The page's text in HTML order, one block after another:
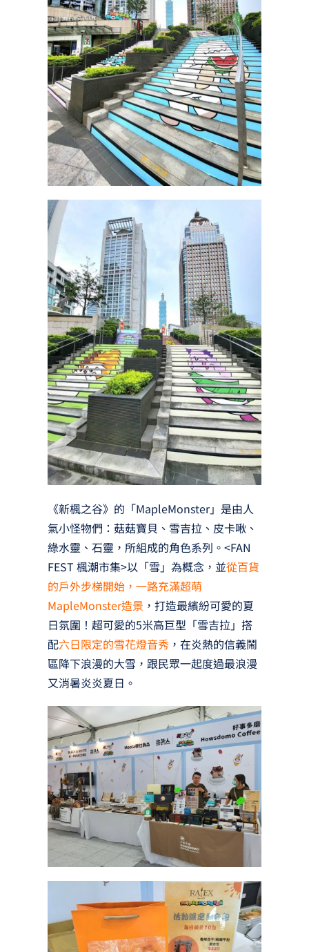
《新楓之谷》的「MapleMonster」是由人
氣小怪物們：菇菇寶貝、雪吉拉、皮卡啾、
綠水靈、石靈，所組成的角色系列。<FAN
FEST 楓潮市集>以「雪」為概念，並從百貨
的戶外步梯開始，一路充滿超萌
MapleMonster造景 ，打造最繽紛可愛的夏
日氛圍！超可愛的5米高巨型「雪吉拉」搭
配六日限定的雪花燈音秀，在炎熱的信義鬧
區降下浪漫的大雪，跟民眾一起度過最浪漫
又消暑炎炎夏日。